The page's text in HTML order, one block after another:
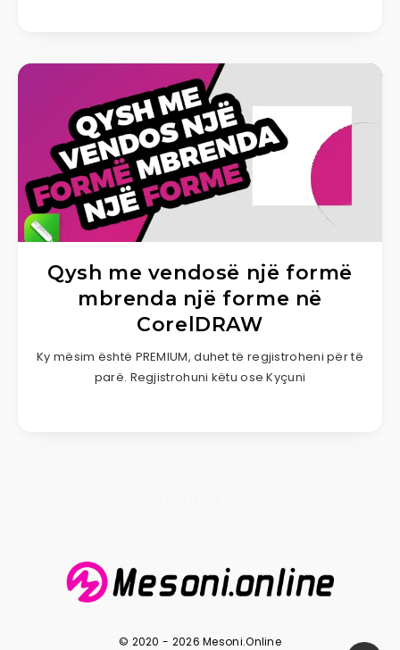
Qysh me vendosë një formë
mbrenda një forme në
CorelDRAW
Ky mësim është PREMIUM, duhet të regjistroheni për të
parë. Regjistrohuni këtu ose Kyçuni
© 2020 - 2026 Mesoni.Online